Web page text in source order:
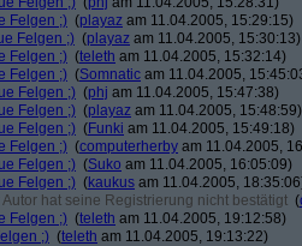
Felgen ;) (playaz am 11.04.2005, 15:29:15)
Felgen ;) (playaz am 11.04.2005, 15:30:13)
Felgen ;) (teleth am 11.04.2005, 15:32:14)
Felgen ;) (Somnatic am 11.04.2005,
Felgen ;) (phj am 11.04.2005, 15:47:38)
Felgen ;) (playaz am 11.04.2005, 15:48:59)
Felgen ;) (Funki am 11.04.2005, 15:49:18)
Felgen ;) (computerherby am 11.04.2005,
Felgen ;) (Suko am 11.04.2005, 16:05:09)
Felgen ;) (kaukus am 11.04.2005,
hat seine Registrierung nicht bestätigt (
Felgen ;) (teleth am 11.04.2005, 19:12:58)
;) (teleth am 11.04.2005, 19:13:22)